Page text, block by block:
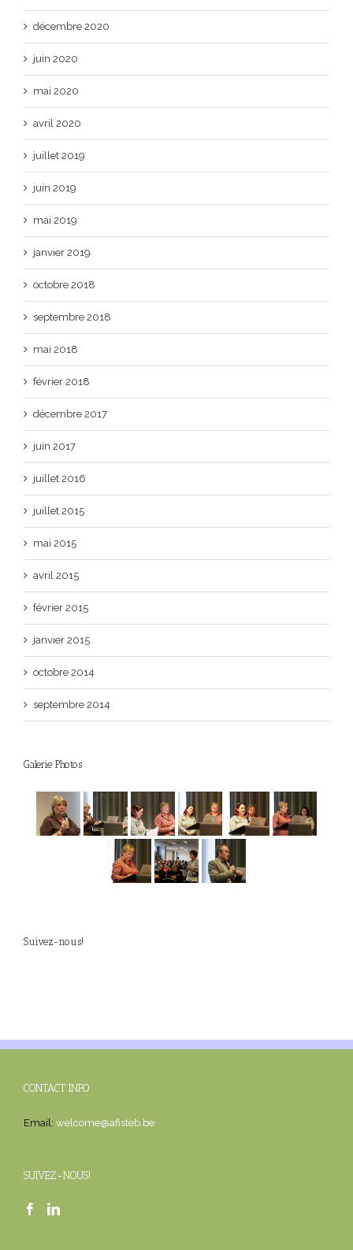
décembre 2020
juin 2020
mai 2020
avril 2020
juillet 2019
juin 2019
mai 2019
janvier 2019
octobre 2018
septembre 2018
mai 2018
février 2018
décembre 2017
juin 2017
juillet 2016
juillet 2015
mai 2015
avril 2015
février 2015
janvier 2015
octobre 2014
septembre 2014
Galerie Photos
Suivez-nous!
CONTACT INFO
Email: welcome@afisteb.be
SUIVEZ-NOUS!